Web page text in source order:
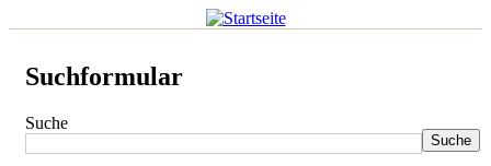
Suchformular
Suche